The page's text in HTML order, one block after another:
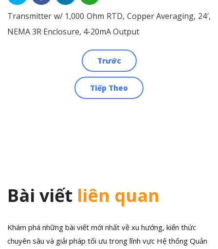
Transmitter w/ 1,000 Ohm RTD, Copper Averaging, 24′,
NEMA 3R Enclosure, 4-20mA Output
Trước
Tiếp Theo
Bài viết liên quan
Khám phá những bài viết mới nhất về xu hướng, kiến thức
chuyên sâu và giải pháp tối ưu trong lĩnh vực Hệ thống Quản